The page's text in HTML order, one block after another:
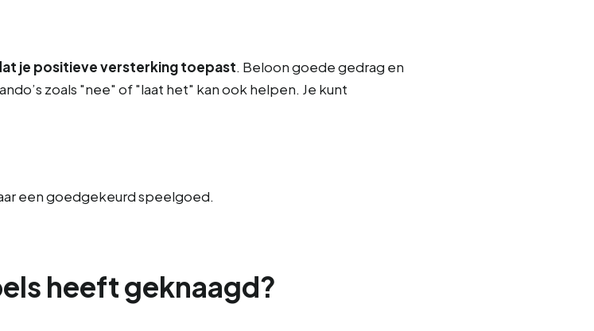
je positieve versterking toepast. Beloon goede gedrag en
zoals "nee" of "laat het" kan ook helpen. Je kunt
een goedgekeurd speelgoed.
heeft geknaagd?